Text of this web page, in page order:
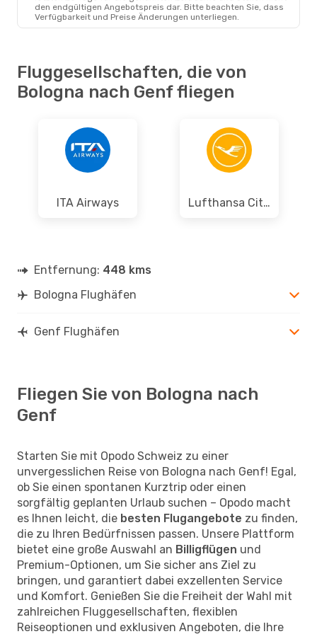
den endgültigen Angebotspreis dar. Bitte beachten Sie, dass
Verfügbarkeit und Preise Änderungen unterliegen.
Fluggesellschaften, die von
Bologna nach Genf fliegen
ITA Airways Lufthansa Cityline
Entfernung: 448 kms
Bologna Flughäfen
Genf Flughäfen
Fliegen Sie von Bologna nach
Genf
Starten Sie mit Opodo Schweiz zu einer
unvergesslichen Reise von Bologna nach Genf! Egal,
ob Sie einen spontanen Kurztrip oder einen
sorgfältig geplanten Urlaub suchen – Opodo macht
es Ihnen leicht, die besten Flugangebote zu finden,
die zu Ihren Bedürfnissen passen. Unsere Plattform
bietet eine große Auswahl an Billigflügen und
Premium-Optionen, um Sie sicher ans Ziel zu
bringen, und garantiert dabei exzellenten Service
und Komfort. Genießen Sie die Freiheit der Wahl mit
zahlreichen Fluggesellschaften, flexiblen
Reiseoptionen und exklusiven Angeboten, die Ihre